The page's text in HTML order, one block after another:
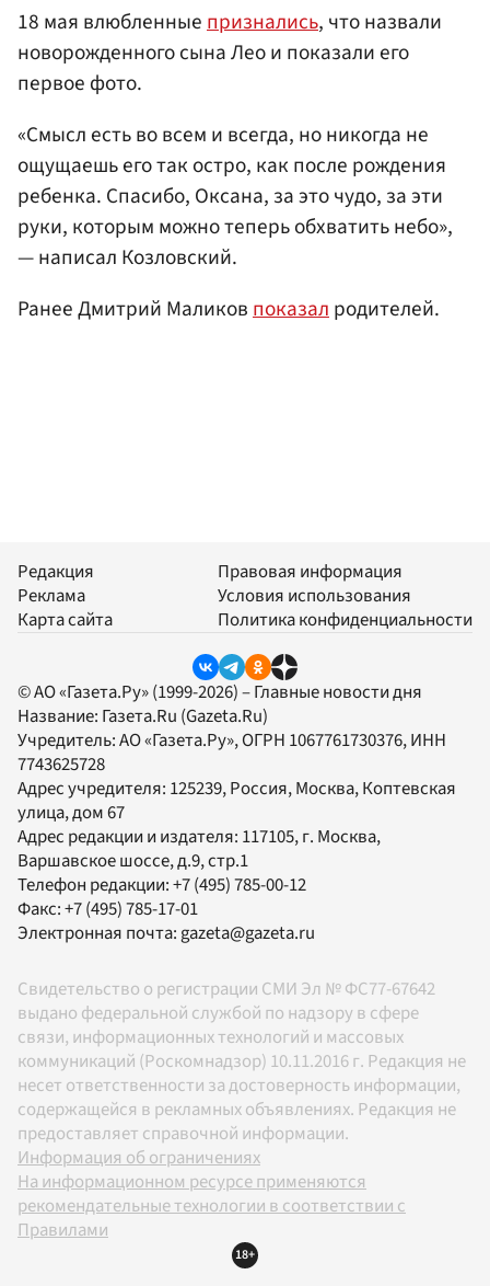
18 мая влюбленныепризнались, что назвали
новорожденного сына Лео и показали его
первое фото.
«Смысл есть во всем и всегда, но никогда не
ощущаешь его так остро, как после рождения
ребенка. Спасибо, Оксана, за это чудо, за эти
руки, которым можно теперь обхватить небо»,
— написал Козловский.
Ранее Дмитрий Маликовпоказалродителей.
Редакция
Реклама
Карта сайта
Правовая информация
Условия использования
Политика конфиденциальности
© АО «Газета.Ру» (1999-2026) – Главные новости дня
Название: Газета.Ru (Gazeta.Ru)
Учредитель:АО «Газета.Ру», ОГРН 1067761730376, ИНН
7743625728
Адрес учредителя: 125239, Россия, Москва, Коптевская
улица, дом 67
Адрес редакции и издателя: 117105, г. Москва,
Варшавское шоссе, д.9, стр.1
Телефон редакции:+7 (495) 785-00-12
Факс:+7 (495) 785-17-01
Электронная почта: gazeta@gazeta.ru
Свидетельство о регистрации СМИ Эл № ФС77-67642
выдано федеральной службой по надзору в сфере
связи, информационных технологий и массовых
коммуникаций (Роскомнадзор) 10.11.2016 г. Редакция не
несет ответственности за достоверность информации,
содержащейся в рекламных объявлениях. Редакция не
предоставляет справочной информации.
Информация об ограничениях
На информационном ресурсе применяются
рекомендательные технологии в соответствии с
Правилами
18+